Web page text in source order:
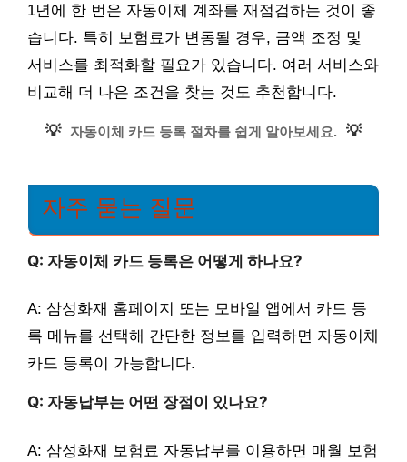
1년에 한 번은 자동이체 계좌를 재점검하는 것이 좋
습니다. 특히 보험료가 변동될 경우, 금액 조정 및
서비스를 최적화할 필요가 있습니다. 여러 서비스와
비교해 더 나은 조건을 찾는 것도 추천합니다.
💡 자동이체 카드 등록 절차를 쉽게 알아보세요. 💡
자주 묻는 질문
Q: 자동이체 카드 등록은 어떻게 하나요?
A: 삼성화재 홈페이지 또는 모바일 앱에서 카드 등
록 메뉴를 선택해 간단한 정보를 입력하면 자동이체
카드 등록이 가능합니다.
Q: 자동납부는 어떤 장점이 있나요?
A: 삼성화재 보험료 자동납부를 이용하면 매월 보험